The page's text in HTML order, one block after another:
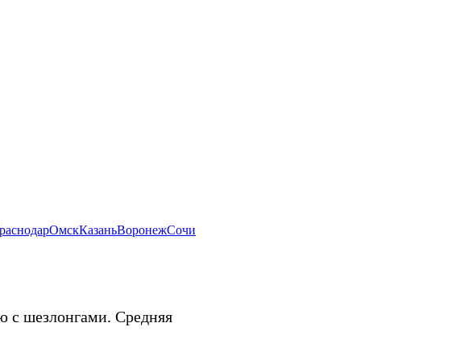
ОмскКазаньВоронежСочи
с шезлонгами. Средняя